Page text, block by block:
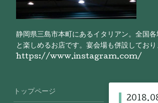
静岡県三島市本町にあるイタリアン。全国
と楽しめるお店です。宴会場も併設してお
https://www.instagram.com/
トップページ